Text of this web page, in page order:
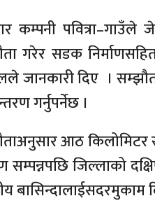
कम्पनी
गरेर सडक
जानकारी दिए ।
गर्नुपर्नेछ ।
आठ किलोमिटर
सम्पन्नपछि जिल्लाको